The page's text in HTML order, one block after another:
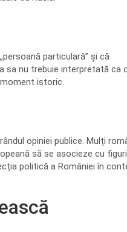
particulară” și că
sa nu trebuie interpretată ca
istoric.
opiniei publice. Mulți
să se asocieze cu figuri
politică a României în